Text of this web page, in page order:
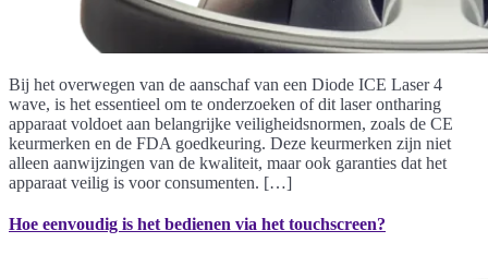
Bij het overwegen van de aanschaf van een Diode ICE Laser 4
wave, is het essentieel om te onderzoeken of dit laser ontharing
apparaat voldoet aan belangrijke veiligheidsnormen, zoals de CE
keurmerken en de FDA goedkeuring. Deze keurmerken zijn niet
alleen aanwijzingen van de kwaliteit, maar ook garanties dat het
apparaat veilig is voor consumenten. […]
Hoe eenvoudig is het bedienen via het touchscreen?